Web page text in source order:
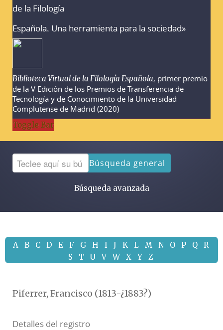
de la Filología
Española. Una herramienta para la sociedad»
Biblioteca Virtual de la Filología Española, primer premio
de la V Edición de los Premios de Transferencia de
Tecnología y de Conocimiento de la Universidad
Complutense de Madrid (2020)
Toggle Bar
Búsqueda general
Búsqueda avanzada
A B C D E F G H I J K L M N O P Q
R
S
T U V W X Y Z
Piferrer, Francisco (1813-¿1883?)
Detalles del registro